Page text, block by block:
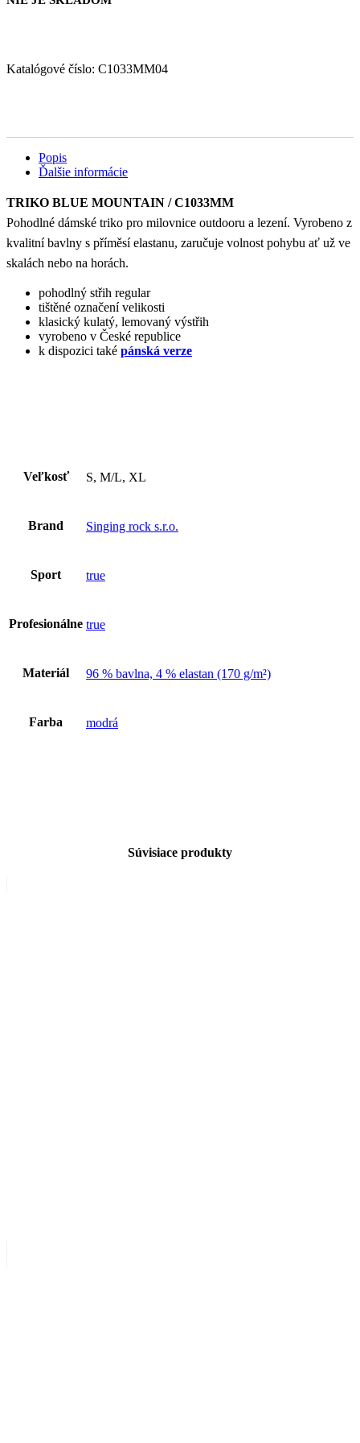
Katalógové číslo: C1033MM04
Popis
Ďalšie informácie
TRIKO BLUE MOUNTAIN / C1033MM
Pohodlné dámské triko pro milovnice outdooru a lezení. Vyrobeno z
kvalitní bavlny s příměsí elastanu, zaručuje volnost pohybu ať už ve
skalách nebo na horách.
pohodlný střih regular
tištěné označení velikosti
klasický kulatý, lemovaný výstřih
vyrobeno v České republice
k dispozici také pánská verze
Veľkosť S, M/L, XL
Brand Singing rock s.r.o.
Sport true
Profesionálne true
Materiál 96 % bavlna, 4 % elastan (170 g/m²)
Farba modrá
Súvisiace produkty